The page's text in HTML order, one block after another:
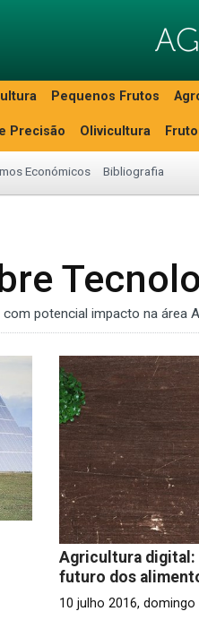
Pequenos Frutos
Precisão Olivicultura
Económicos Bibliografia
potencial impacto na área
Agricultura digital:
futuro dos
10 julho 2016, domingo